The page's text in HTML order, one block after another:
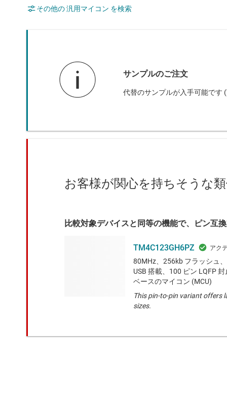
Communication interface
Number of I2Cs
その他の 汎用マイコン を検索
サンプルのご注文
代替のサンプルが入手可能です
お客様が関心を持ちそうな
比較対象デバイスと同等の機能で、ピン互
TM4C123GH6PZ
80MHz、256kb フラッシュ
USB 搭載、100 ピン LQFP
ベースのマイコン (MCU)
This pin-to-pin variant offers
sizes.